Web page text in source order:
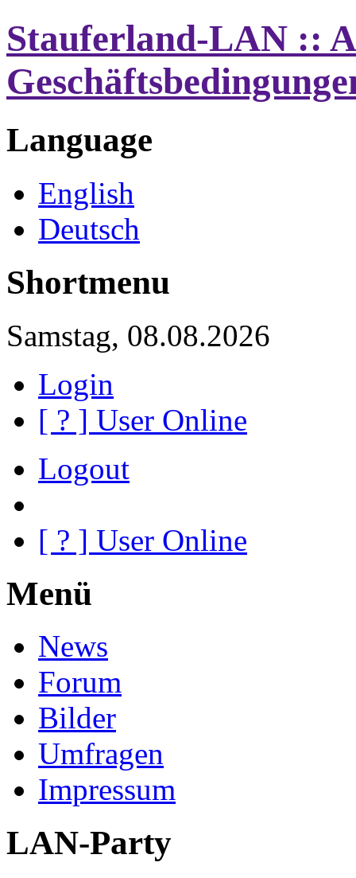
Stauferland-LAN ::
Language
English
Deutsch
Shortmenu
Samstag, 08.08.2026
Login
[ ? ] User Online
Logout
[ ? ] User Online
Menü
News
Forum
Bilder
Umfragen
Impressum
LAN-Party